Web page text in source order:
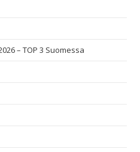
– TOP 3 Suomessa